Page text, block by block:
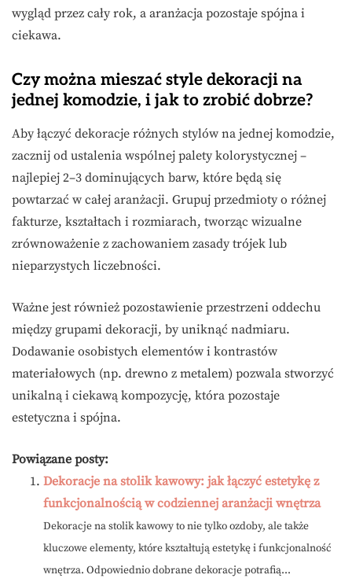
wygląd przez cały rok, a aranżacja pozostaje spójna i
ciekawa.
Czy można mieszać style dekoracji na
jednej komodzie, i jak to zrobić dobrze?
Aby łączyć dekoracje różnych stylów na jednej komodzie,
zacznij od ustalenia wspólnej palety kolorystycznej –
najlepiej 2–3 dominujących barw, które będą się
powtarzać w całej aranżacji. Grupuj przedmioty o różnej
fakturze, kształtach i rozmiarach, tworząc wizualne
zrównoważenie z zachowaniem zasady trójek lub
nieparzystych liczebności.
Ważne jest również pozostawienie przestrzeni oddechu
między grupami dekoracji, by uniknąć nadmiaru.
Dodawanie osobistych elementów i kontrastów
materiałowych (np. drewno z metalem) pozwala stworzyć
unikalną i ciekawą kompozycję, która pozostaje
estetyczna i spójna.
Powiązane posty:
Dekoracje na stolik kawowy: jak łączyć estetykę z
funkcjonalnością w codziennej aranżacji wnętrza
Dekoracje na stolik kawowy to nie tylko ozdoby, ale także
kluczowe elementy, które kształtują estetykę i funkcjonalność
wnętrza. Odpowiednio dobrane dekoracje potrafią...